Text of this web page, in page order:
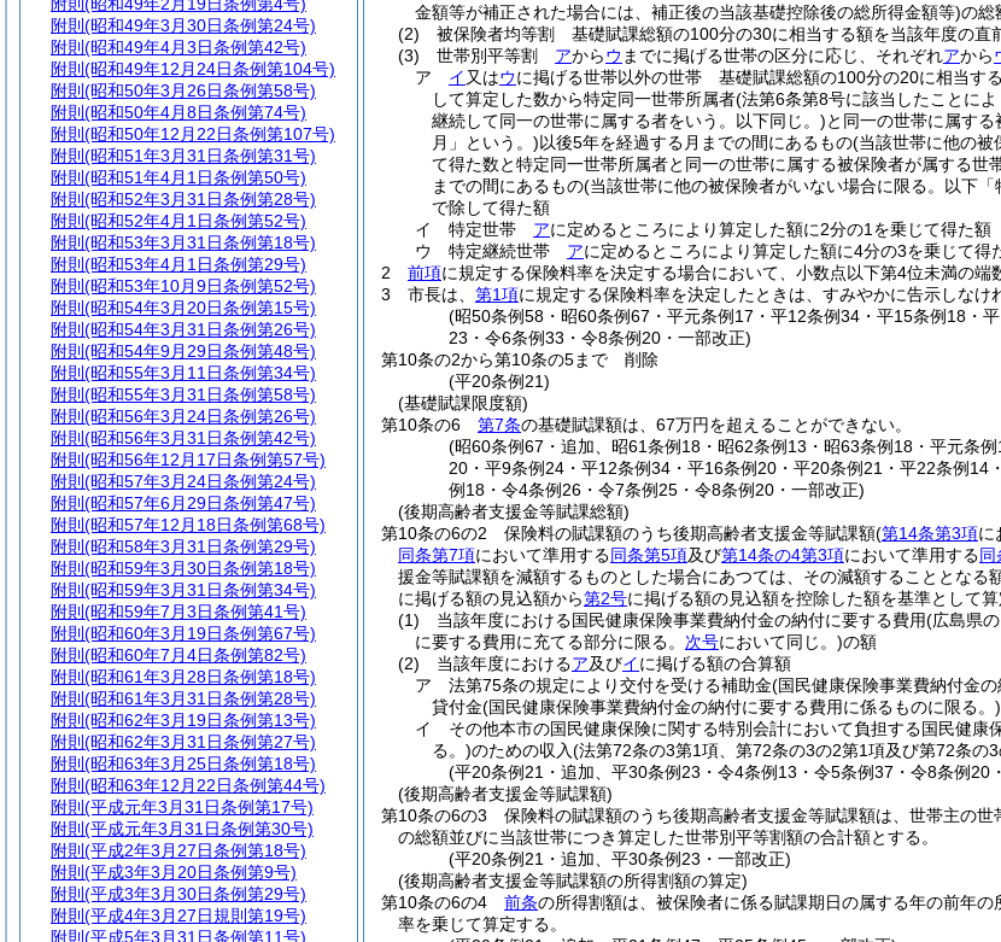
金額等が補正された場合には、補正後の当該基礎控除後の総所得金額等)の総
(2)
被保険者均等割 基礎賦課総額の100分の30に相当する額を当該年度の直
(3)
世帯別平等割 アからウ までに掲げる世帯の区分に応じ、それぞれアから
ア
イ 又はウに掲げる世帯以外の世帯 基礎賦課総額の100分の20に相当す
して算定した数から特定同一世帯所属者(法第6条第8号に該当したことに
継続して同一の世帯に属する者をいう。以下同じ。)と同一の世帯に属す
月」という。)以後5年を経過する月までの間にあるもの(当該世帯に他の被
て得た数と特定同一世帯所属者と同一の世帯に属する被保険者が属する
までの間にあるもの(当該世帯に他の被保険者がいない場合に限る。以下
で除して得た額
イ
特定世帯 アに定めるところにより算定した額に2分の1を乗じて得た額
ウ
特定継続世帯 アに定めるところにより算定した額に4分の3を乗じて得
2
前項に規定する保険料率を決定する場合において、小数点以下第4位未満の
3
市長は、 第1項に規定する保険料率を決定したときは、すみやかに告示しなけ
(昭50条例58・昭60条例67・平元条例17・平12条例34・平15条例18・
23・令6条例33・令8条例20・一部改正)
第10条の2から第10条の5まで
削除
(平20条例21)
(基礎賦課限度額)
第10条の6
第7条の基礎賦課額は、67万円を超えることができない。
(昭60条例67・追加、昭61条例18・昭62条例13・昭63条例18・平元条
20・平9条例24・平12条例34・平16条例20・平20条例21・平22条例
例18・令4条例26・令7条例25・令8条例20・一部改正)
(後期高齢者支援金等賦課総額)
第10条の6の2
保険料の賦課額のうち後期高齢者支援金等賦課額(第14条第3項に
同条第7項において準用する同条第5項及び第14条の4第3項において準用する同
援金等賦課額を減額するものとした場合にあつては、その減額することとなる
に掲げる額の見込額から第2号に掲げる額の見込額を控除した額を基準として算
(1)
当該年度における国民健康保険事業費納付金の納付に要する費用(広島県
に要する費用に充てる部分に限る。 次号において同じ。)の額
(2)
当該年度におけるア及びイに掲げる額の合算額
ア
法第75条の規定により交付を受ける補助金(国民健康保険事業費納付金
貸付金(国民健康保険事業費納付金の納付に要する費用に係るものに限る。)
イ
その他本市の国民健康保険に関する特別会計において負担する国民健康
る。)のための収入(法第72条の3第1項、第72条の3の2第1項及び第72条の
(平20条例21・追加、平30条例23・令4条例13・令5条例37・令8条例20
(後期高齢者支援金等賦課額)
第10条の6の3
保険料の賦課額のうち後期高齢者支援金等賦課額は、世帯主の
の総額並びに当該世帯につき算定した世帯別平等割額の合計額とする。
(平20条例21・追加、平30条例23・一部改正)
(後期高齢者支援金等賦課額の所得割額の算定)
第10条の6の4
前条の所得割額は、被保険者に係る賦課期日の属する年の前年の
率を乗じて算定する。
附則 (昭和49年3月30日条例第24号)
附則 (昭和49年4月3日条例第42号)
附則 (昭和49年12月24日条例第104号)
附則 (昭和50年3月26日条例第58号)
附則 (昭和50年4月8日条例第74号)
附則 (昭和50年12月22日条例第107号)
附則 (昭和51年3月31日条例第31号)
附則 (昭和51年4月1日条例第50号)
附則 (昭和52年3月31日条例第28号)
附則 (昭和52年4月1日条例第52号)
附則 (昭和53年3月31日条例第18号)
附則 (昭和53年4月1日条例第29号)
附則 (昭和53年10月9日条例第52号)
附則 (昭和54年3月20日条例第15号)
附則 (昭和54年3月31日条例第26号)
附則 (昭和54年9月29日条例第48号)
附則 (昭和55年3月11日条例第34号)
附則 (昭和55年3月31日条例第58号)
附則 (昭和56年3月24日条例第26号)
附則 (昭和56年3月31日条例第42号)
附則 (昭和56年12月17日条例第57号)
附則 (昭和57年3月24日条例第24号)
附則 (昭和57年6月29日条例第47号)
附則 (昭和57年12月18日条例第68号)
附則 (昭和58年3月31日条例第29号)
附則 (昭和59年3月30日条例第18号)
附則 (昭和59年3月31日条例第34号)
附則 (昭和59年7月3日条例第41号)
附則 (昭和60年3月19日条例第67号)
附則 (昭和60年7月4日条例第82号)
附則 (昭和61年3月28日条例第18号)
附則 (昭和61年3月31日条例第28号)
附則 (昭和62年3月19日条例第13号)
附則 (昭和62年3月31日条例第27号)
附則 (昭和63年3月25日条例第18号)
附則 (昭和63年12月22日条例第44号)
附則 (平成元年3月31日条例第17号)
附則 (平成元年3月31日条例第30号)
附則 (平成2年3月27日条例第18号)
附則 (平成3年3月20日条例第9号)
附則 (平成3年3月30日条例第29号)
附則 (平成4年3月27日規則第19号)
附則 (平成5年3月31日条例第11号)